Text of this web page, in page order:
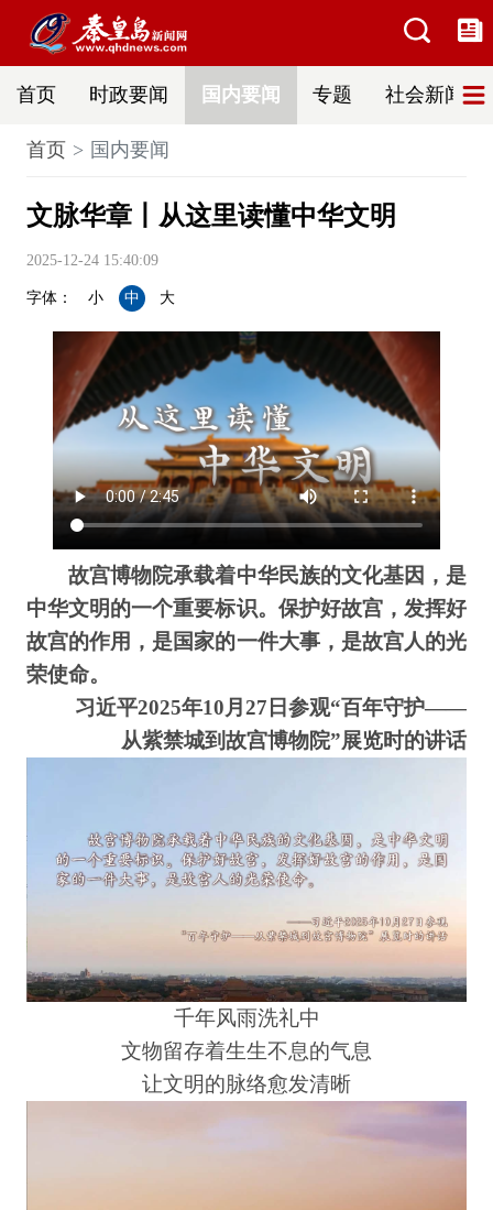
首页 时政要闻 国内要闻 专题 社会新闻
首页 国内要闻
文脉华章丨从这里读懂中华文明
2025-12-24 15:40:09
字体： 小 中 大
故宫博物院承载着中华民族的文化基因，是
中华文明的一个重要标识。保护好故宫，发挥好
故宫的作用，是国家的一件大事，是故宫人的光
荣使命。
习近平2025年10月27日参观“百年守护——
从紫禁城到故宫博物院”展览时的讲话
千年风雨洗礼中
文物留存着生生不息的气息
让文明的脉络愈发清晰